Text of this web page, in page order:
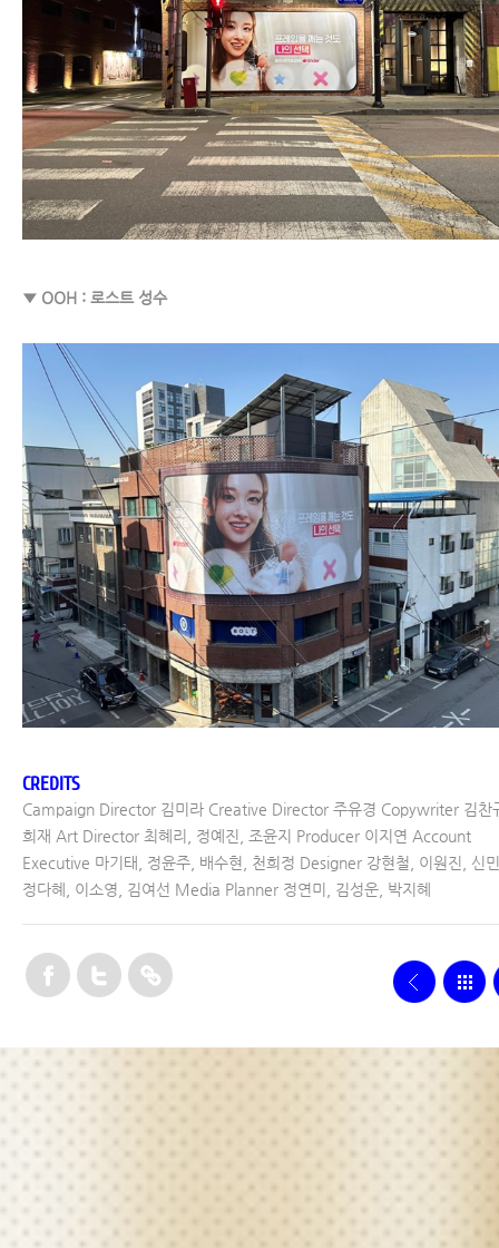
▼ OOH : 로스트 성수
CREDITS
Campaign Director 김미라 Creative Director 주유경 Copywriter 김찬
희재 Art Director 최혜리, 정예진, 조윤지 Producer 이지연 Account
Executive 마기태, 정윤주, 배수현, 천희정 Designer 강현철, 이원진, 신
정다혜, 이소영, 김여선 Media Planner 정연미, 김성운, 박지혜